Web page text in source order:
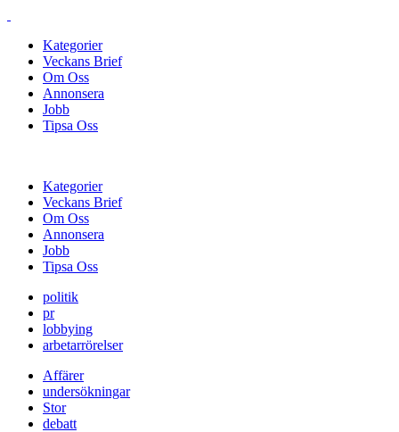
Kategorier
Veckans Brief
Om Oss
Annonsera
Jobb
Tipsa Oss
Kategorier
Veckans Brief
Om Oss
Annonsera
Jobb
Tipsa Oss
politik
pr
lobbying
arbetarrörelser
Affärer
undersökningar
Stor
debatt